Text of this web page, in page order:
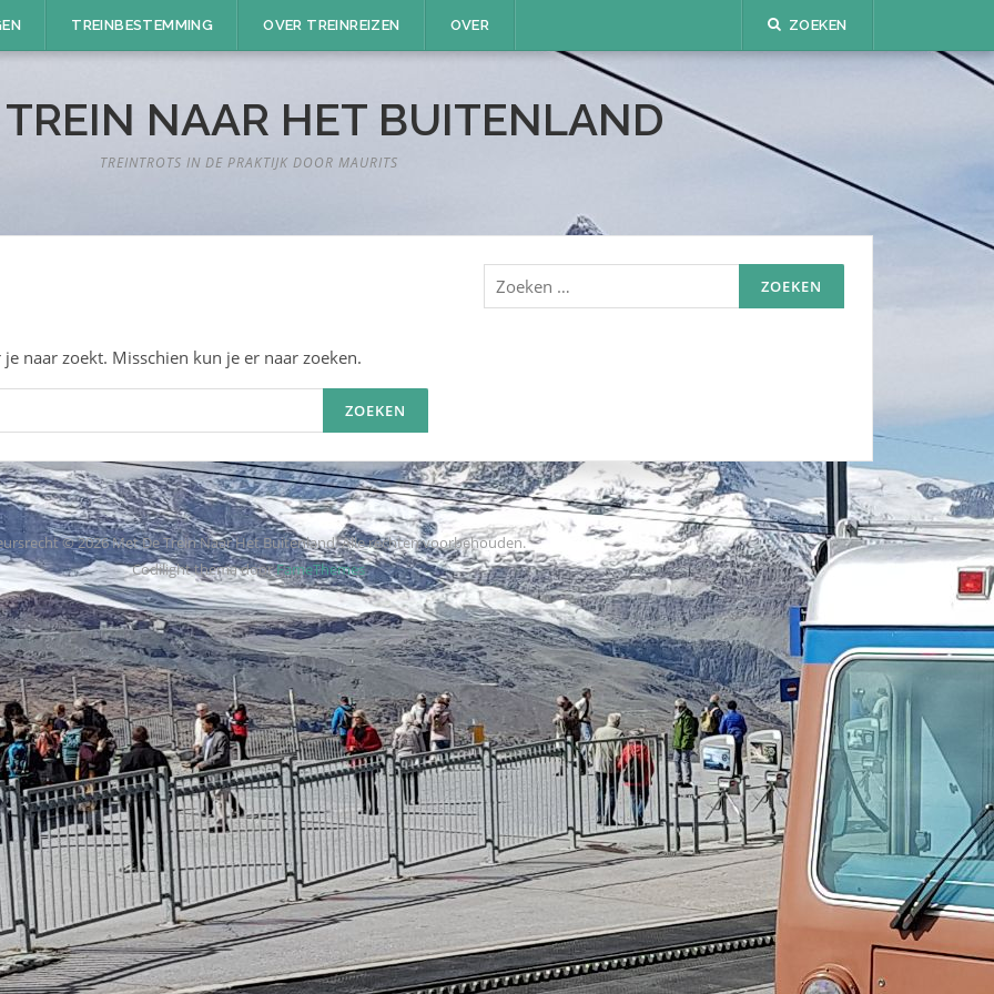
TREINBESTEMMING OVER TREINREIZEN OVER ZOEKEN
NAAR HET BUITENLAND
TREINTROTS IN DE PRAKTIJK DOOR MAURITS
naar zoekt. Misschien kun je er naar zoeken.
Zoeken
naar:
© 2026 Met De Trein Naar Het Buitenland. Alle rechten voorbehouden.
Codilight thema doorFameThemes